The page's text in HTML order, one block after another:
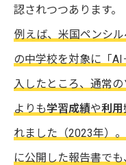
認されつつあります。
例えば、米国ペンシ
の中学校を対象に「
入したところ、通常
よりも学習成績や利用
れました（2023年）
に公開した報告書で